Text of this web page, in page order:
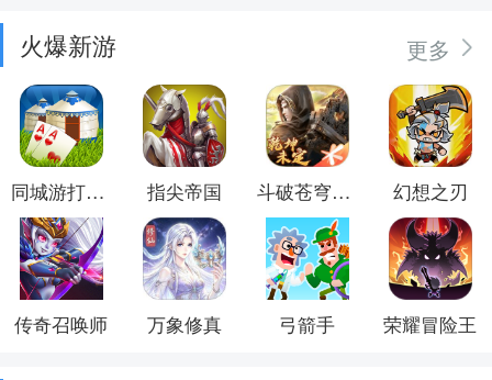
火爆新游 更多
同城游打大尖 指尖帝国 斗破苍穹：异火重燃 幻想之刃
传奇召唤师 万象修真 弓箭手 荣耀冒险王